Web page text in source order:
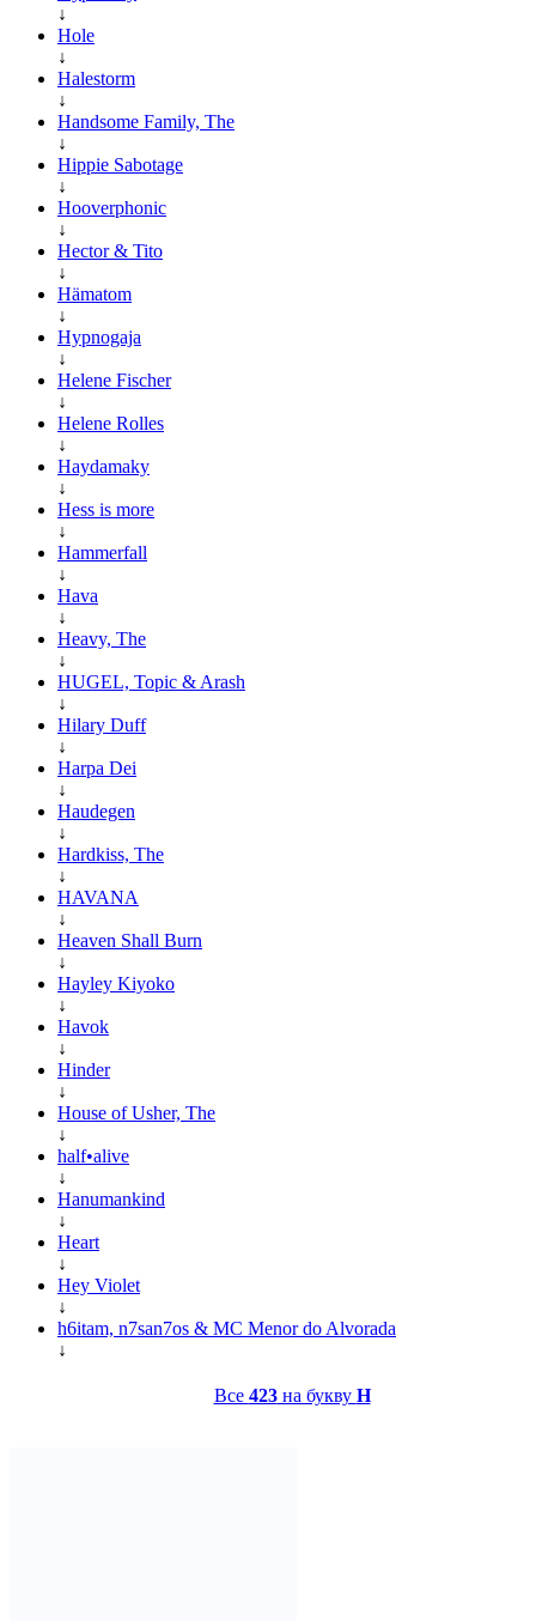
↓
Hole
↓
Halestorm
↓
Handsome Family, The
↓
Hippie Sabotage
↓
Hooverphonic
↓
Hector & Tito
↓
Hämatom
↓
Hypnogaja
↓
Helene Fischer
↓
Helene Rolles
↓
Haydamaky
↓
Hess is more
↓
Hammerfall
↓
Hava
↓
Heavy, The
↓
HUGEL, Topic & Arash
↓
Hilary Duff
↓
Harpa Dei
↓
Haudegen
↓
Hardkiss, The
↓
HAVANA
↓
Heaven Shall Burn
↓
Hayley Kiyoko
↓
Havok
↓
Hinder
↓
House of Usher, The
↓
half•alive
↓
Hanumankind
↓
Heart
↓
Hey Violet
↓
h6itam, n7san7os & MC Menor do Alvorada
↓
Все 423на букву H